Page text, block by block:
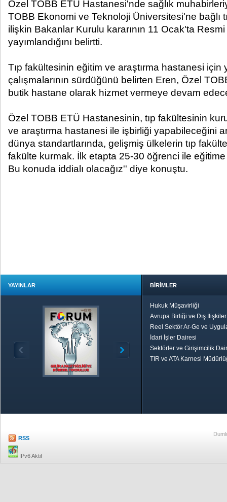
Özel TOBB ETÜ Hastanesi'nde sağlık
TOBB Ekonomi ve Teknoloji Üniversitesi'ne bağlı
ilişkin Bakanlar Kurulu kararının 11 Ocak'ta
yayımlandığını belirtti.
Tıp fakültesinin eğitim ve araştırma hastanesi için
çalışmalarının sürdüğünü belirten Eren, Özel
butik hastane olarak hizmet vermeye devam
Özel TOBB ETÜ Hastanesinin, tıp fakültesinin
ve araştırma hastanesi ile işbirliği yapabileceğini
dünya standartlarında, gelişmiş ülkelerin tıp
fakülte kurmak. İlk etapta 25-30 öğrenci ile eğitime
Bu konuda iddialı olacağız'' diye konuştu.
YAYINLAR BİRİMLER
Hukuk Müşavirliği
Avrupa Birliği ve Dış
Reel Sektör Ar-Ge ve
İdari İşler Dairesi
Sektörler ve Girişimcilik
TIR ve ATA Karnesi
RSS
IPv6 Aktif